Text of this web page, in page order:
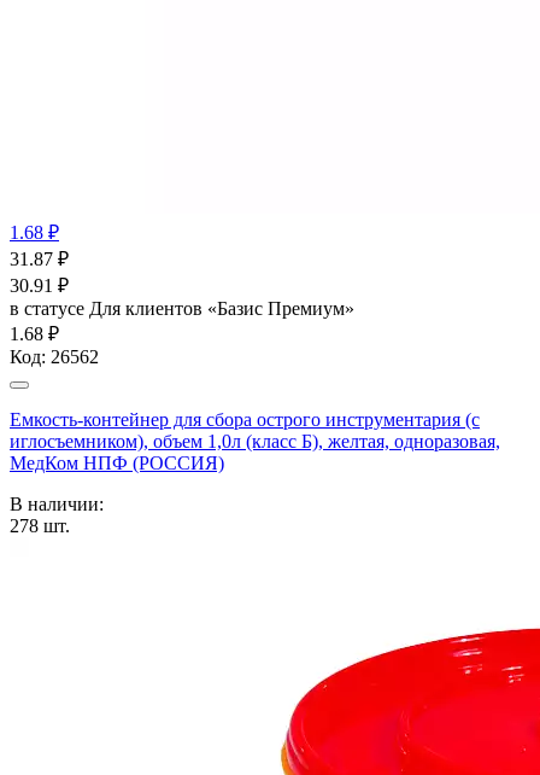
1.68 ₽
31.87 ₽
30.91 ₽
в статусе Для клиентов «Базис Премиум»
1.68 ₽
Код: 26562
Емкость-контейнер для сбора острого инструментария (с
иглосъемником), объем 1,0л (класс Б), желтая, одноразовая,
МедКом НПФ (РОССИЯ)
В наличии:
278 шт.